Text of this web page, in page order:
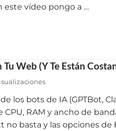
este vídeo pongo a …
Tu Web (Y Te Están
los bots de IA (GPTBot,
RAM y ancho de
no basta y las opciones de